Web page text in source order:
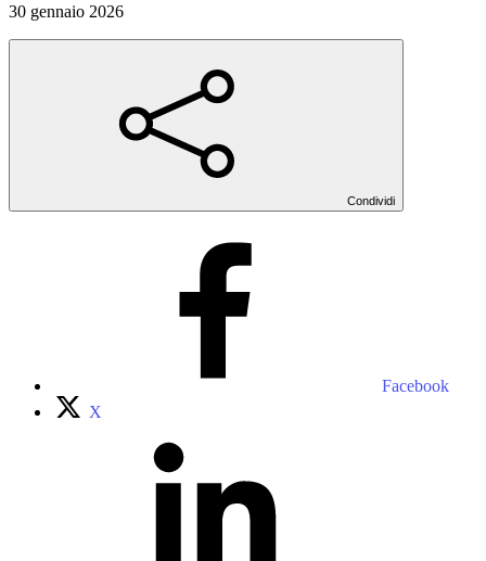
30 gennaio 2026
Condividi
Facebook
X